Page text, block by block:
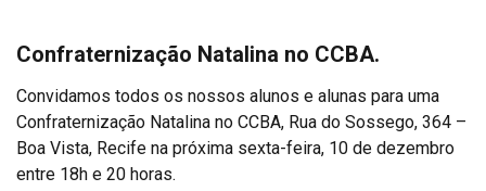
Confraternização Natalina no CCBA.
Convidamos todos os nossos alunos e alunas para uma
Confraternização Natalina no CCBA, Rua do Sossego, 364 –
Boa Vista, Recife na próxima sexta-feira, 10 de dezembro
entre 18h e 20 horas.